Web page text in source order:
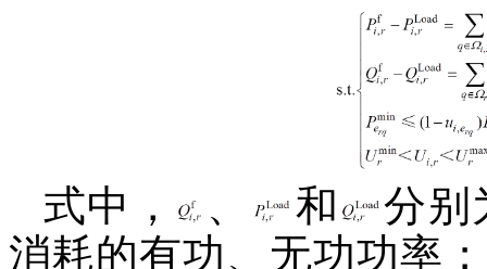
式中， 、 和
分别
消耗的有功、无功功率；